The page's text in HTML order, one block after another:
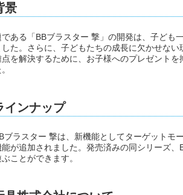
景
ある「BBブラスター 撃」の開発は、子ども
した。さらに、子どもたちの成長に欠かせな
を解決するために、お子様へのプレゼント
インナップ
ブラスター 撃は、新機能としてターゲットモ
が追加されました。発売済みの同シリーズ、
ことができます。